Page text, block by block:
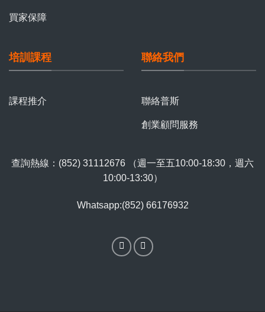
買家保障
培訓課程
課程推介
聯絡我們
聯絡普斯
創業顧問服務
查詢熱線：(852) 31112676 （週一至五10:00-18:30，週六
10:00-13:30）
Whatsapp:(852) 66176932